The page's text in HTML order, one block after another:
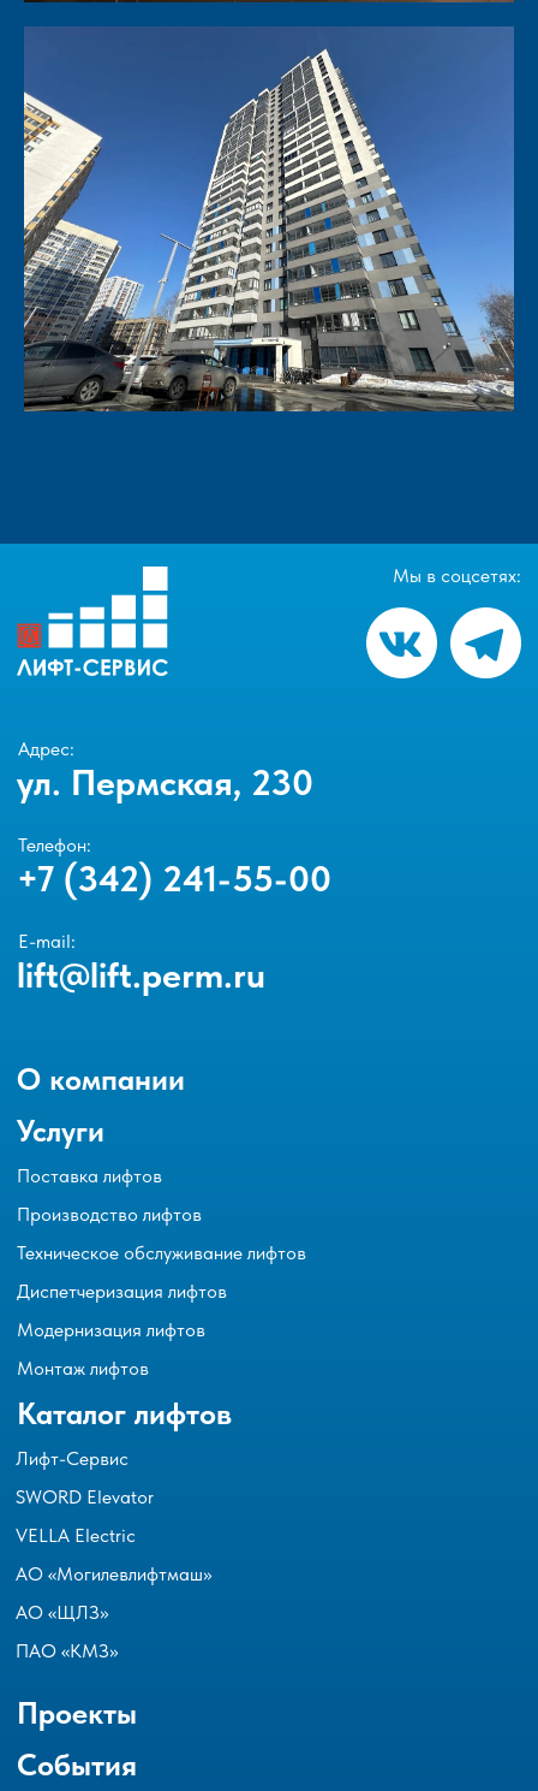
О компании
Услуги
Каталог лифтов
Проекты
События
Производство лифтов
Техническое обслуживание лифтов
Диспетчеризация лифтов
Модернизация лифтов
Монтаж лифтов
Поставка лифтов
Адрес:
Телефон:
ул. Пермская, 230
E-mail:
+7 (342) 241-55-00
lift@lift.perm.ru
Лифт-Сервис
SWORD Elevator
АО «Могилевлифтмаш»
АО «ЩЛЗ»
ПАО «КМЗ»
VELLA Electric
Мы в соцсетях: